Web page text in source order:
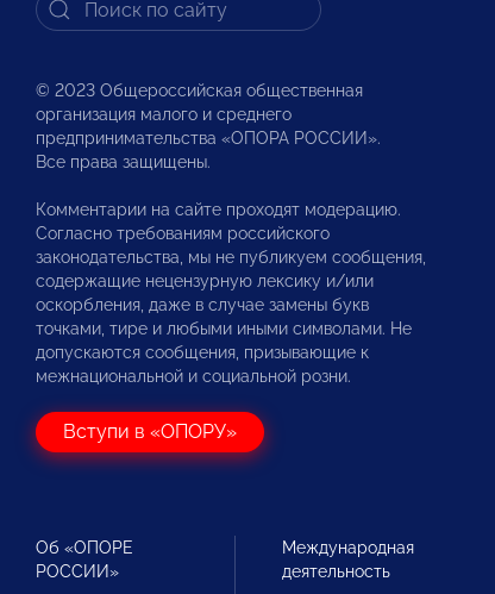
© 2023 Общероссийская общественная
организация малого и среднего
предпринимательства «ОПОРА РОССИИ».
Все права защищены.
Комментарии на сайте проходят модерацию.
Согласно требованиям российского
законодательства, мы не публикуем сообщения,
содержащие нецензурную лексику и/или
оскорбления, даже в случае замены букв
точками, тире и любыми иными символами. Не
допускаются сообщения, призывающие к
межнациональной и социальной розни.
Вступи в «ОПОРУ»
Об «ОПОРЕ
РОССИИ»
Международная
деятельность